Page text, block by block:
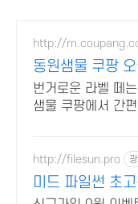
http://
동원샘물 쿠팡
착 로켓배송
번거로운 라벨 떼
샘물 쿠팡에서 간
http://filesun.pro
미드 파일썬 초